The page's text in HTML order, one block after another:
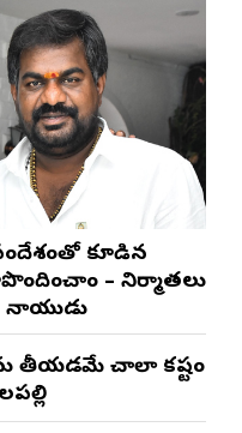
కూడిన
– నిర్మాతలు
నాయుడు
తీయడమే చాలా కష్టం